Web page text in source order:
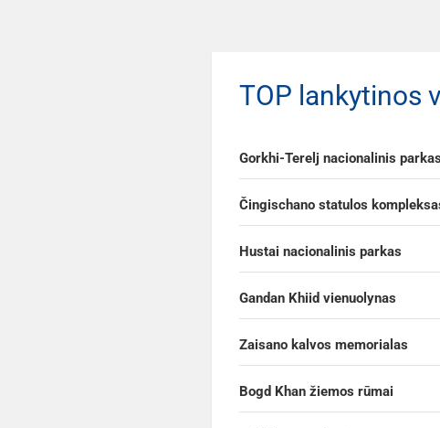
TOP lankytinos
Gorkhi-Terelj nacionalinis parkas
Čingischano statulos
Hustai nacionalinis parkas
Gandan Khiid vienuolynas
Zaisano kalvos memorialas
Bogd Khan žiemos rūmai